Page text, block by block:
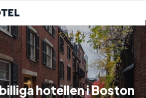
hotellen i Boston